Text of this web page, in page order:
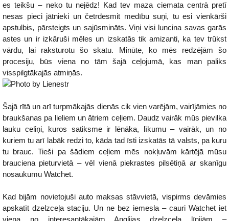
es teikšu – neko tu nejēdz! Kad tev maza ciemata centrā pretī
nesas pieci jātnieki un četrdesmit medību suņi, tu esi vienkārši
apstulbis, pārsteigts un sajūsmināts. Viņi visi luncina savas garās
astes un ir izkāruši mēles un izskatās tik amizanti, ka tev trūkst
vārdu, lai raksturotu šo skatu. Minūte, ko mēs redzējām šo
procesiju, būs viena no tām šajā ceļojumā, kas man paliks
visspilgtākajās atmiņās.
Šajā rītā un arī turpmākajās dienās cik vien varējām, vairījāmies no
braukšanas pa lieliem un ātriem ceļiem. Daudz vairāk mūs pievilka
lauku celiņi, kuros satiksme ir lēnāka, līkumu – vairāk, un no
kuriem tu arī labāk redzi to, kāda tad īsti izskatās tā valsts, pa kuru
tu brauc. Tieši pa šādiem ceļiem mēs nokļuvām kārtējā mūsu
brauciena pieturvietā – vēl vienā piekrastes pilsētiņā ar skanīgu
nosaukumu Watchet.
Kad bijām novietojuši auto maksas stāvvietā, vispirms devāmies
apskatīt dzelzceļa staciju. Un ne bez iemesla – cauri Watchet iet
viena no interesantākajām Anglijas dzelzceļa līnijām –